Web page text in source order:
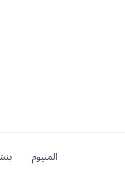
المنيوم